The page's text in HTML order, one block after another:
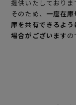
提供いたしておりま
そのため、 一度在
庫を共有できるよ
場合がございますの